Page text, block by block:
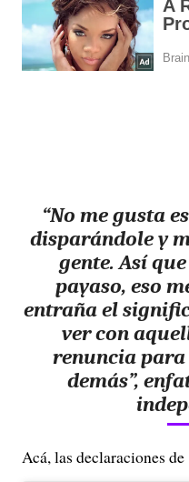
“No me gusta
disparándole y
gente. Así
payaso, eso
entraña el
ver con
renuncia para
demás”,
Acá, las declaraciones de